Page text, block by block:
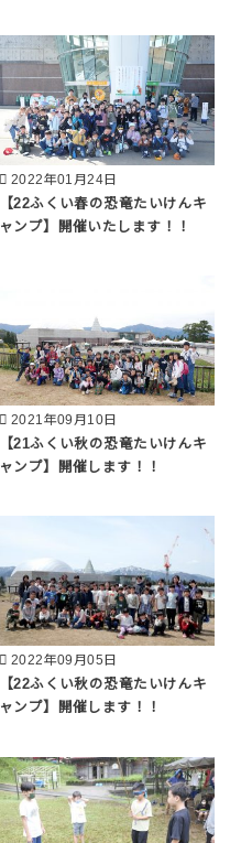
2022年01月24日
【22ふくい春の恐竜たいけんキ
ャンプ】開催いたします！！
2021年09月10日
【21ふくい秋の恐竜たいけんキ
ャンプ】開催します！！
2022年09月05日
【22ふくい秋の恐竜たいけんキ
ャンプ】開催します！！